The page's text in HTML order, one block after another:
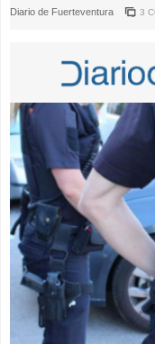
Diario de Fuerteventura 3